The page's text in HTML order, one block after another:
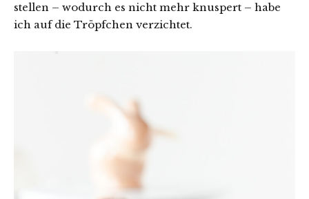
stellen – wodurch es nicht mehr knuspert – habe
ich auf die Tröpfchen verzichtet.